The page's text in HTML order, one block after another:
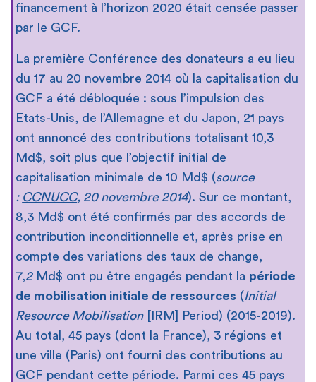
financement à l’horizon 2020 était censée passer
par le GCF.
La première Conférence des donateurs a eu lieu
du 17 au 20 novembre 2014 où la capitalisation du
GCF a été débloquée : sous l’impulsion des
Etats-Unis, de l’Allemagne et du Japon, 21 pays
ont annoncé des contributions totalisant 10,3
Md$, soit plus que l’objectif initial de
capitalisation minimale de 10 Md$ (source
: CCNUCC, 20 novembre 2014). Sur ce montant,
8,3 Md$ ont été confirmés par des accords de
contribution inconditionnelle et, après prise en
compte des variations des taux de change,
7,2Md$ ont pu être engagés pendant la période
de mobilisation initiale de ressources (Initial
Resource Mobilisation[IRM] Period) (2015-2019).
Au total, 45 pays (dont la France), 3 régions et
une ville (Paris) ont fourni des contributions au
GCF pendant cette période. Parmi ces 45 pays